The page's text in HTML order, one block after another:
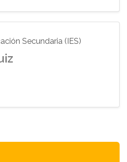
Secundaria (IES)